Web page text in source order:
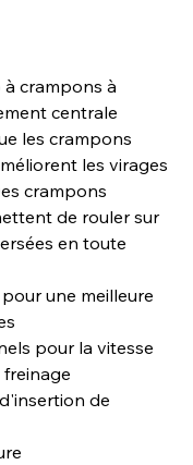
crampons à
centrale
les crampons
les virages
crampons
de rouler sur
en toute
une meilleure
pour la vitesse
de